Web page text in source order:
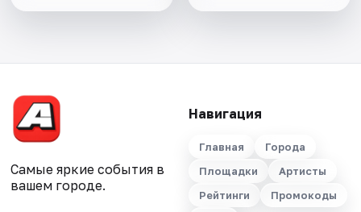
Самые яркие события в
вашем городе.
Навигация
Главная
Города
Площадки
Артисты
Рейтинги
Промокоды